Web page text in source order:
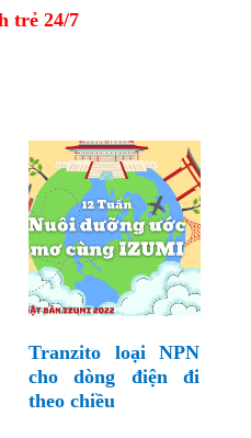
trẻ 24/7
Tranzito loại NPN
cho dòng điện đi
theo chiều